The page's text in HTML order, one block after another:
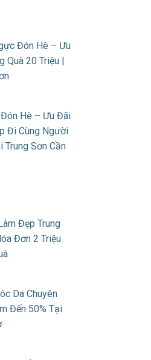
Đón Hè – Ưu
Quà 20 Triệu |
Hè – Ưu Đãi
Đi Cùng Người
Trung Sơn Cần
Đẹp Trung
Đơn 2 Triệu
Da Chuyên
Đến 50% Tại